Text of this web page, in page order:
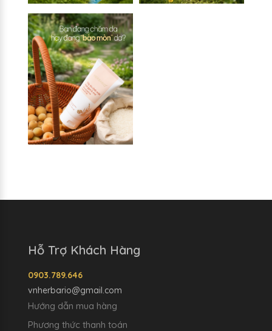
Hỗ Trợ Khách Hàng
0903.789.646
vnherbario@gmail.com
Hướng dẫn mua hàng
Phương thức thanh toán